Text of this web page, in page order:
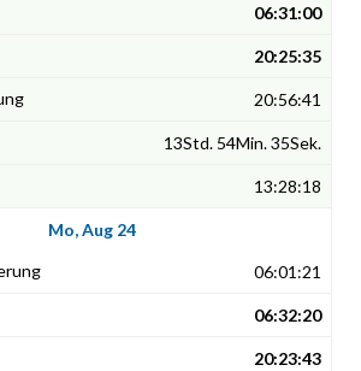
06:31:00
20:25:35
20:56:41
13Std. 54Min. 35Sek.
13:28:18
Mo, Aug 24
06:01:21
06:32:20
20:23:43